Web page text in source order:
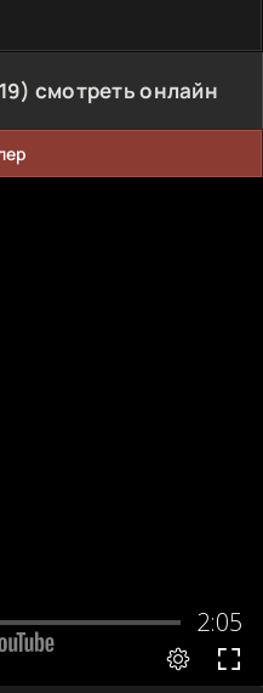
смотреть онлайн